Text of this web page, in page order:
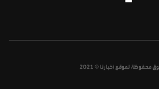
محفوظة لموقع أخبارنا © 2021